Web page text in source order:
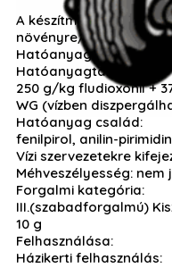
A készítmény blokkolni
növényre/gyümölcsre
Hatóanyag, formuláció:
Hatóanyagtartalom:
250 g/kg fludioxonil +
WG (vízben
Hatóanyag család:
fenilpirol, anilin-
Vízi szervezetekre
Méhveszélyesség:
Forgalmi kategória:
III.(szabadforgalmú)
10 g
Felhasználása:
Házikerti felhasználás: